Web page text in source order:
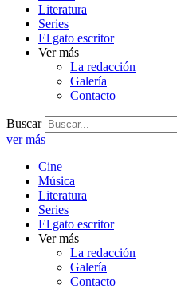
Literatura
Series
El gato escritor
Ver más
La redacción
Galería
Contacto
Buscar
ver más
Cine
Música
Literatura
Series
El gato escritor
Ver más
La redacción
Galería
Contacto